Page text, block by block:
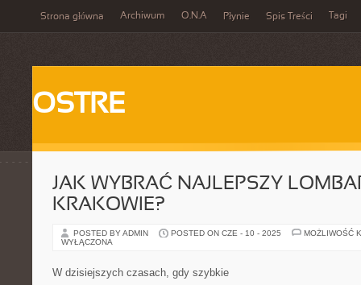
Strona główna Archiwum O.N.A Płynie Spis Treści Tagi
OSTRE
JAK WYBRAĆ NAJLEPSZY
KRAKOWIE?
POSTED BY ADMIN POSTED ON CZE - 10 - 2025
MOŻLIWOŚĆ
WYŁĄCZONA
W dzisiejszych czasach, gdy szybkie